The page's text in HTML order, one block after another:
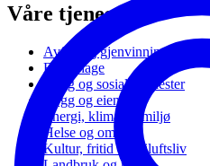
Våre tjenester
Avfall og gjenvinning
Barnehage
Bolig og sosiale tjenester
Bygg og eiendom
Energi, klima og miljø
Helse og omsorg
Kultur, fritid og friluftsliv